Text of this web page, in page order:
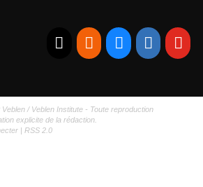
/ Veblen Institute - Toute reproduction
explicite de la rédaction.
| RSS 2.0